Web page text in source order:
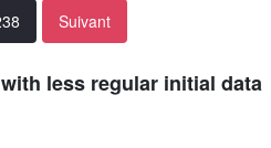
Suivant
less regular initial data